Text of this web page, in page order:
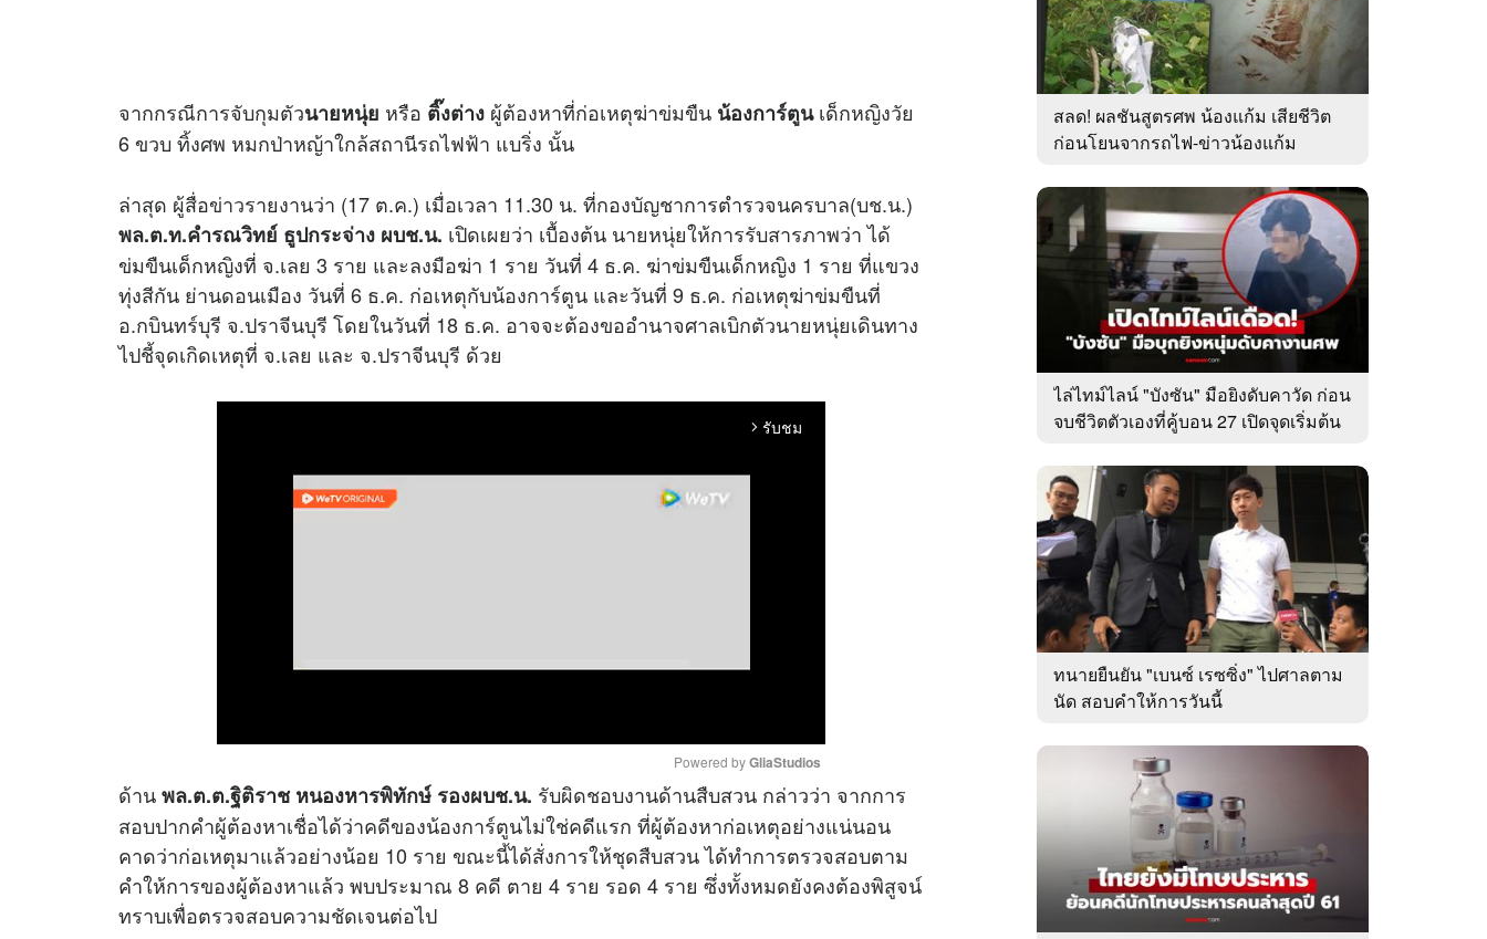
จากกรณีการจับกุมตัวนายหนุ่ย หรือ ติ๊งต่าง ผู้ต้องหาที่ก่อเหตุฆ่าข่มขืน น้องการ์ตูนเด็กหญิงวัย
6 ขวบ ทิ้งศพ หมกป่าหญ้าใกล้สถานีรถไฟฟ้า แบริ่ง นั้น
ล่าสุด ผู้สื่อข่าวรายงานว่า (17 ต.ค.) เมื่อเวลา 11.30 น. ที่กองบัญชาการตำรวจนครบาล(บช.น.)
พล.ต.ท.คำรณวิทย์ ธูปกระจ่าง ผบช.น. เปิดเผยว่า เบื้องต้น นายหนุ่ยให้การรับสารภาพว่า ได้
ข่มขืนเด็กหญิงที่ จ.เลย 3 ราย และลงมือฆ่า 1 ราย วันที่ 4 ธ.ค. ฆ่าข่มขืนเด็กหญิง 1 ราย ที่แขวง
ทุ่งสีกัน ย่านดอนเมือง วันที่ 6 ธ.ค. ก่อเหตุกับน้องการ์ตูน และวันที่ 9 ธ.ค. ก่อเหตุฆ่าข่มขืนที่
อ.กบินทร์บุรี จ.ปราจีนบุรี โดยในวันที่ 18 ธ.ค. อาจจะต้องขออำนาจศาลเบิกตัวนายหนุ่ยเดินทาง
ไปชี้จุดเกิดเหตุที่ จ.เลย และ จ.ปราจีนบุรี ด้วย
arrow_forward_ios รับชม
M
u
t
Powered by GliaStudios
ด้านพล.ต.ต.ฐิติราช หนองหารพิทักษ์ รองผบช.น. รับผิดชอบงานด้านสืบสวน กล่าวว่า จากการ
สอบปากคำผู้ต้องหาเชื่อได้ว่าคดีของน้องการ์ตูนไม่ใช่คดีแรก ที่ผู้ต้องหาก่อเหตุอย่างแน่นอน
คาดว่าก่อเหตุมาแล้วอย่างน้อย 10 ราย ขณะนี้ได้สั่งการให้ชุดสืบสวน ได้ทำการตรวจสอบตาม
คำให้การของผู้ต้องหาแล้ว พบประมาณ 8 คดี ตาย 4 ราย รอด 4 ราย ซึ่งทั้งหมดยังคงต้องพิสูจน์
ทราบเพื่อตรวจสอบความชัดเจนต่อไป
สลด! ผลชันสูตรศพ น้องแก้ม เสียชีวิต
ก่อนโยนจากรถไฟ-ข่าวน้องแก้ม
ไล่ไทม์ไลน์ "บังซัน" มือยิงดับคาวัด ก่อน
จบชีวิตตัวเองที่คู้บอน 27 เปิดจุดเริ่มต้น
ทนายยืนยัน "เบนซ์ เรซซิ่ง" ไปศาลตาม
นัด สอบคำให้การวันนี้